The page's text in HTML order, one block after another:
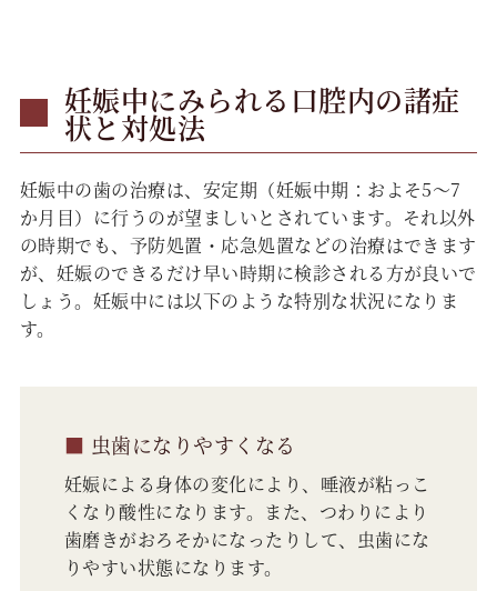
妊娠中にみられる口腔内の諸症
状と対処法
妊娠中の歯の治療は、安定期（妊娠中期：およそ5～7
か月目）に行うのが望ましいとされています。それ以外
の時期でも、予防処置・応急処置などの治療はできます
が、妊娠のできるだけ早い時期に検診される方が良いで
しょう。妊娠中には以下のような特別な状況になりま
す。
■ 虫歯になりやすくなる
妊娠による身体の変化により、唾液が粘っこ
くなり酸性になります。また、つわりにより
歯磨きがおろそかになったりして、虫歯にな
りやすい状態になります。